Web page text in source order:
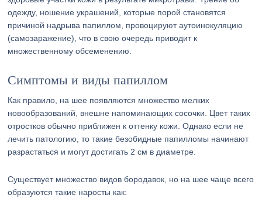
одежду, ношение украшений, которые порой становятся
причиной надрыва папиллом, провоцируют аутоинокуляцию
(самозаражение), что в свою очередь приводит к
множественному обсеменению.
Симптомы и виды папиллом
Как правило, на шее появляются множество мелких
новообразований, внешне напоминающих сосочки. Цвет таких
отростков обычно приближен к оттенку кожи. Однако если не
лечить патологию, то такие безобидные папилломы начинают
разрастаться и могут достигать 2 см в диаметре.
Существует множество видов бородавок, но на шее чаще всего
образуются такие наросты как: